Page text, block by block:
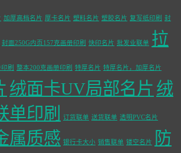
加厚高档名片 厚卡名片 塑料名片 塑胶名片 复写纸印刷 封
封面250G内页157克画册印刷 快印名片 批发业联单 拉
刷 整本200克画册印刷 特厚名片 特厚名片，加厚名片
绒面卡UV局部名片 绒
单印刷 订货联单 送货联单 透明PVC名片
属质感 银行卡大小 销售联单 镂空名片
防